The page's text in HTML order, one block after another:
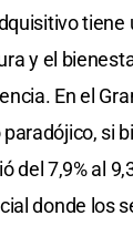
tiene
y el
En el
si
del 7,9% al
donde los